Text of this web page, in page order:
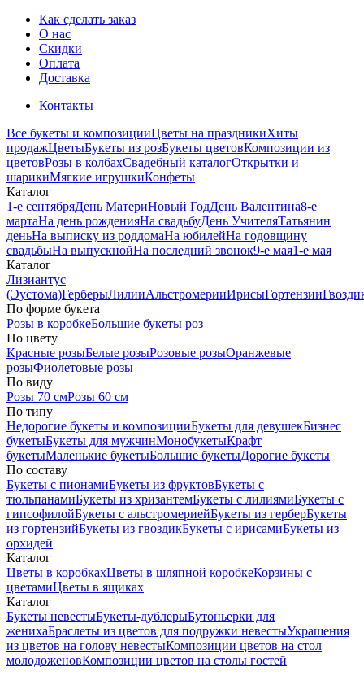
Как сделать заказ
О нас
Скидки
Оплата
Доставка
Контакты
Все букеты и композицииЦветы на праздникиХиты
продажЦветыБукеты из розБукеты цветовКомпозиции из
цветовРозы в колбахСвадебный каталогОткрытки и
шарикиМягкие игрушкиКонфеты
Каталог
1-е сентябряДень МатериНовый ГодДень Валентина8-е
мартаНа день рожденияНа свадьбуДень УчителяТатьянин
деньНа выписку из роддомаНа юбилейНа годовщину
свадьбыНа выпускнойНа последний звонок9-е мая1-е мая
Каталог
Лизиантус
(Эустома)ГерберыЛилииАльстромерииИрисыГортензии
По форме букета
Розы в коробкеБольшие букеты роз
По цвету
Красные розыБелые розыРозовые розыОранжевые
розыФиолетовые розы
По виду
Розы 70 смРозы 60 см
По типу
Недорогие букеты и композицииБукеты для девушекБизнес
букетыБукеты для мужчинМонобукетыКрафт
букетыМаленькие букетыБольшие букетыДорогие букеты
По составу
Букеты с пионамиБукеты из фруктовБукеты с
тюльпанамиБукеты из хризантемБукеты с лилиямиБукеты с
гипсофилойБукеты с альстромериейБукеты из герберБукеты
из гортензийБукеты из гвоздикБукеты с ирисамиБукеты из
орхидей
Каталог
Цветы в коробкахЦветы в шляпной коробкеКорзины с
цветамиЦветы в ящиках
Каталог
Букеты невестыБукеты-дублерыБутоньерки для
женихаБраслеты из цветов для подружки невестыУкрашения
из цветов на голову невестыКомпозиции цветов на стол
молодоженовКомпозиции цветов на столы гостей